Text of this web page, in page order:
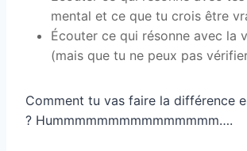
mental et ce que tu crois être
Écouter ce qui résonne avec la
(mais que tu ne peux pas
Comment tu vas faire la différence
? Hummmmmmmmmmmmmmm….